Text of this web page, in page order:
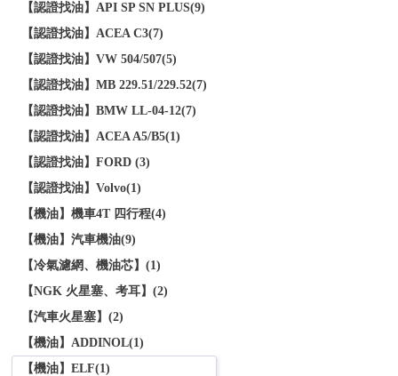
【認證找油】API SP SN PLUS(9)
【認證找油】ACEA C3(7)
【認證找油】VW 504/507(5)
【認證找油】MB 229.51/229.52(7)
【認證找油】BMW LL-04-12(7)
【認證找油】ACEA A5/B5(1)
【認證找油】FORD (3)
【認證找油】Volvo(1)
【機油】機車4T 四行程(4)
【機油】汽車機油(9)
【冷氣濾網、機油芯】(1)
【NGK 火星塞、考耳】(2)
【汽車火星塞】(2)
【機油】ADDINOL(1)
【機油】ELF(1)